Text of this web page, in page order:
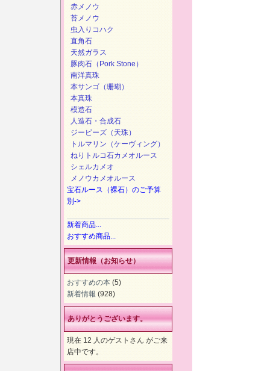
赤メノウ
苔メノウ
虫入りコハク
直角石
天然ガラス
豚肉石（Pork Stone）
南洋真珠
本サンゴ（珊瑚）
本真珠
模造石
人造石・合成石
ジービーズ（天珠）
トルマリン（ケーヴィング）
ねりトルコ石カメオルース
シェルカメオ
メノウカメオルース
宝石ルース（裸石）のご予算
別->
新着商品...
おすすめ商品...
更新情報（お知らせ）
おすすめの本 (5)
新着情報 (928)
ありがとうございます。
現在 12 人のゲストさん がご来
店中です。